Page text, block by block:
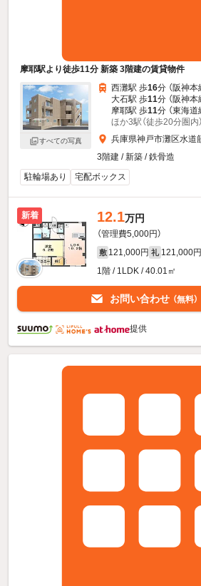
摩耶駅より徒歩11分 新築 3階建の賃貸物件
すべての写真
西灘駅 歩16分 （阪神本
大石駅 歩11分 （阪神本
摩耶駅 歩11分 （東海道
ほか3駅（徒歩20分圏内）
兵庫県神戸市灘区水道
3階建 / 新築 / 鉄骨造
駐輪場あり
宅配ボックス
新着 12.1万円
（管理費5,000円）
敷 121,000円 礼 121,000円
1階 / 1LDK / 40.01㎡
お問い合わせ （無料）
提供